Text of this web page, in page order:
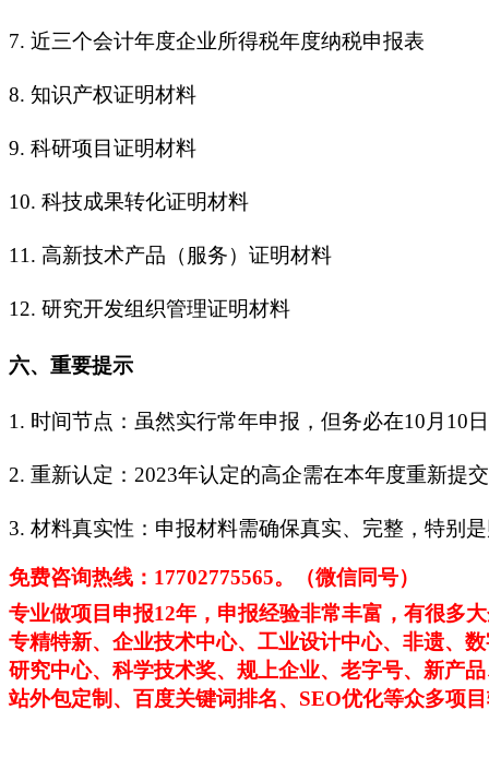
7. 近三个会计年度企业所得税年度纳税申报表
8. 知识产权证明材料
9. 科研项目证明材料
10. 科技成果转化证明材料
11. 高新技术产品（服务）证明材料
12. 研究开发组织管理证明材料
六、重要提示
1. 时间节点：虽然实行常年申报，但务必在10月10
2. 重新认定：2023年认定的高企需在本年度重新提
3. 材料真实性：申报材料需确保真实、完整，特别
免费咨询热线： 17702775565。（微信同号）
专业做项目申报12年，申报经验非常丰富，有很多
专精特新、企业技术中心、工业设计中心、非遗、
研究中心、科学技术奖、规上企业、老字号、新产
站外包定制、百度关键词排名、SEO优化等众多项